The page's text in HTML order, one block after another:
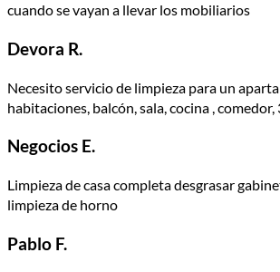
cuando se vayan a llevar los mobiliarios
Devora R.
Necesito servicio de limpieza para un
habitaciones, balcón, sala, cocina , comedor,
Negocios E.
Limpieza de casa completa desgrasar
limpieza de horno
Pablo F.